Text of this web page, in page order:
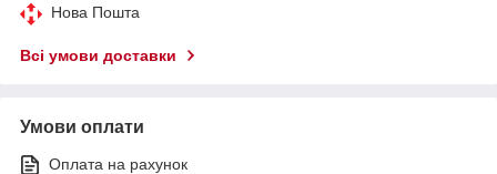
Нова Пошта
Всі умови доставки
Умови оплати
Оплата на рахунок